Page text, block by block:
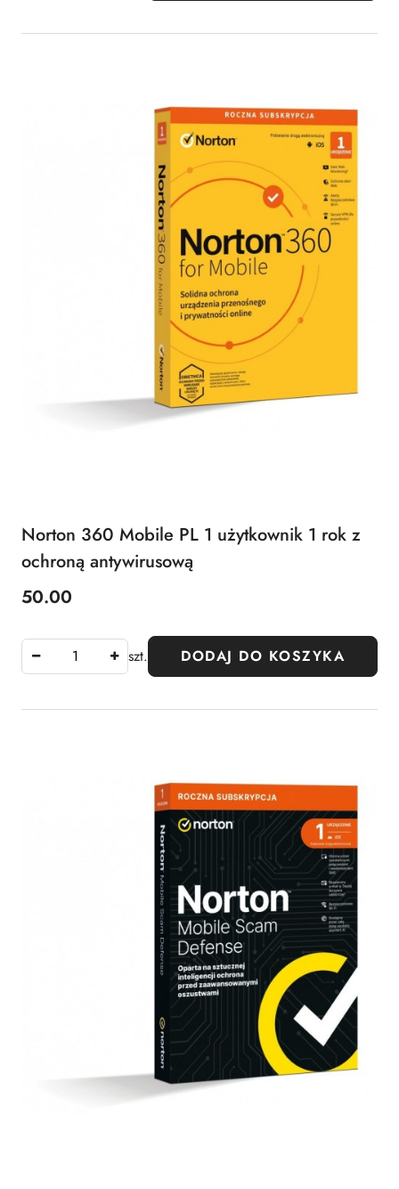
Norton 360 Mobile PL 1 użytkownik 1 rok z
ochroną antywirusową
Cena:
50.00
szt. DODAJ DO KOSZYKA